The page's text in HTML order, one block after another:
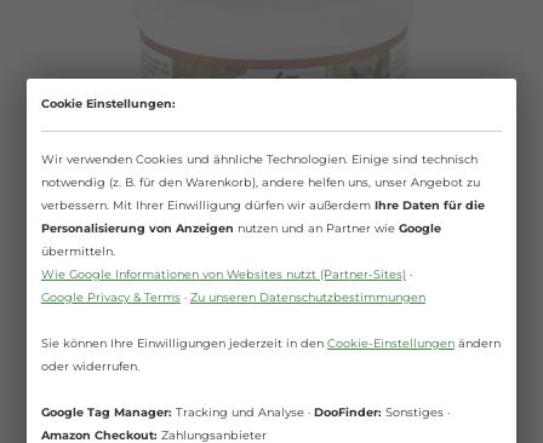
Stassek - Equifix® - Sattelseife -
milde, hochwirksame
(33,88 €* / 1 Liter)
Cookie Einstellungen:
Wir verwenden Cookies und ähnliche Technologien. Einige sind technisch
notwendig (z. B. für den Warenkorb), andere helfen uns, unser Angebot zu
verbessern. Mit Ihrer Einwilligung dürfen wir außerdem Ihre Daten für die
Personalisierung von Anzeigen nutzen und an Partner wie Google
übermitteln.
Wie Google Informationen von Websites nutzt (Partner-Sites)·
Google Privacy & Terms· Zu unseren Datenschutzbestimmungen
Sie können Ihre Einwilligungen jederzeit in den Cookie-Einstellungenändern
oder widerrufen.
Google Tag Manager: Tracking und Analyse · DooFinder: Sonstiges ·
Amazon Checkout: Zahlungsanbieter